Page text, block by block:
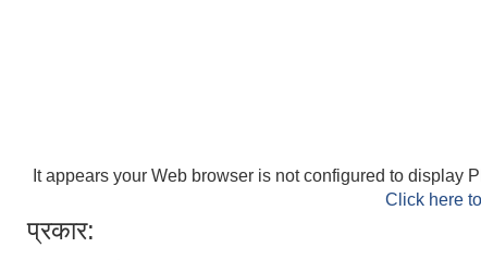
It appears your Web browser is not configured to display
Click here
प्रकार: